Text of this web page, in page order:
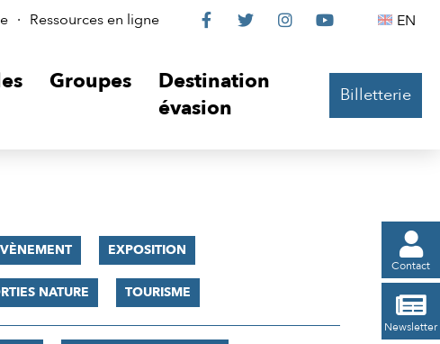
Ressources en ligne
Le
sur

Le

Le

Le
 EN
Groupes
Destination
évasion
Billetterie

Contact

Newsletter
EXPOSITION
NATURE TOURISME